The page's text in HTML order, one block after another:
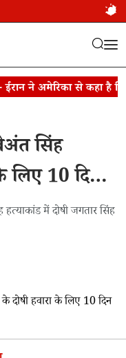
ने अमेरिका से कहा है कि
सिंह
लिए 10 दिन
में दोषी जगतार सिंह